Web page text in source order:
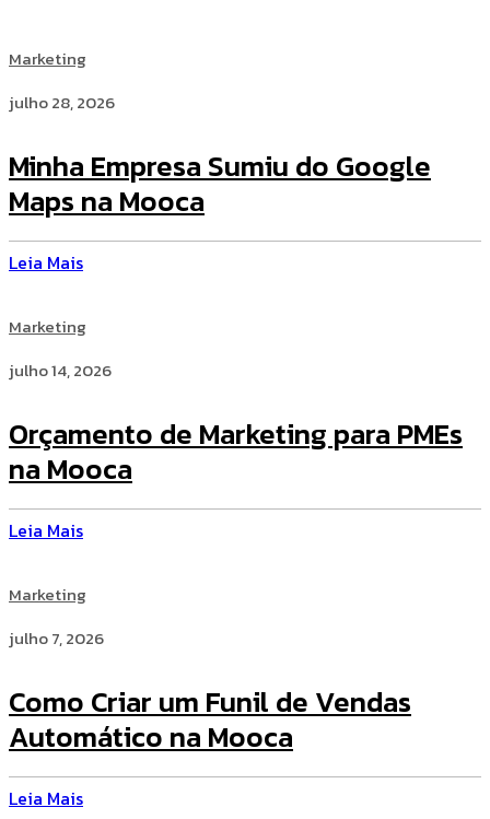
Marketing
julho 28, 2026
Minha Empresa Sumiu do Google
Maps na Mooca
Leia Mais
Marketing
julho 14, 2026
Orçamento de Marketing para PMEs
na Mooca
Leia Mais
Marketing
julho 7, 2026
Como Criar um Funil de Vendas
Automático na Mooca
Leia Mais